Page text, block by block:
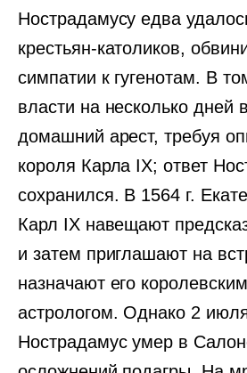
Нострадамусу едва
крестьян-католиков,
симпатии к гугенотам. В
власти на несколько дней
домашний арест, требуя
короля Карла IX; ответ
сохранился. В 1564 г.
Карл IX навещают
и затем приглашают на
назначают его
астрологом. Однако 2
Нострадамус умер в